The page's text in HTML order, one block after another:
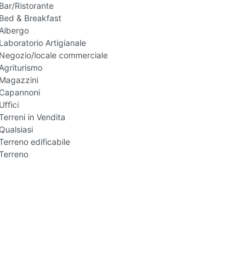
Bar/Ristorante
Bed & Breakfast
Albergo
Laboratorio Artigianale
Negozio/locale commerciale
Agriturismo
Magazzini
Capannoni
Uffici
in Vendita
Qualsiasi
edificabile